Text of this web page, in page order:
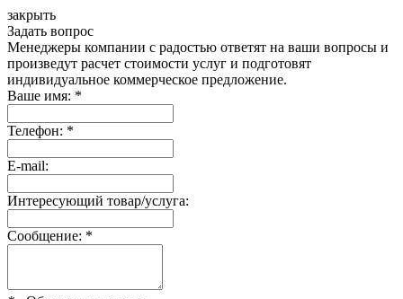
закрыть
Задать вопрос
Менеджеры компании с радостью ответят на ваши вопросы и
произведут расчет стоимости услуг и подготовят
индивидуальное коммерческое предложение.
Ваше имя: *
Телефон: *
E-mail:
Интересующий товар/услуга:
Сообщение: *